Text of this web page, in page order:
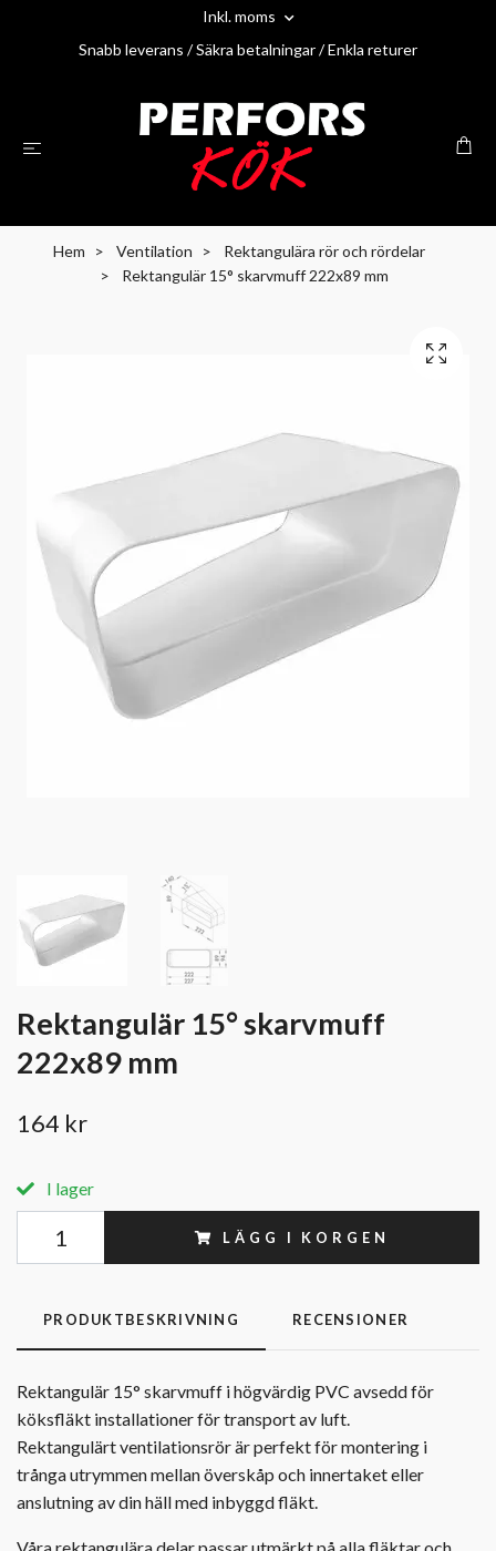
Inkl. moms
Snabb leverans / Säkra betalningar / Enkla returer
Hem Ventilation
Rektangulära rör och rördelar
Rektangulär 15° skarvmuff 222x89 mm
Rektangulär 15° skarvmuff
222x89 mm
164 kr
I lager
LÄGG I KORGEN
PRODUKTBESKRIVNING RECENSIONER
Rektangulär 15° skarvmuff i högvärdig PVC avsedd för
köksfläkt installationer för transport av luft.
Rektangulärt ventilationsrör är perfekt för montering i
trånga utrymmen mellan överskåp och innertaket eller
anslutning av din häll med inbyggd fläkt.